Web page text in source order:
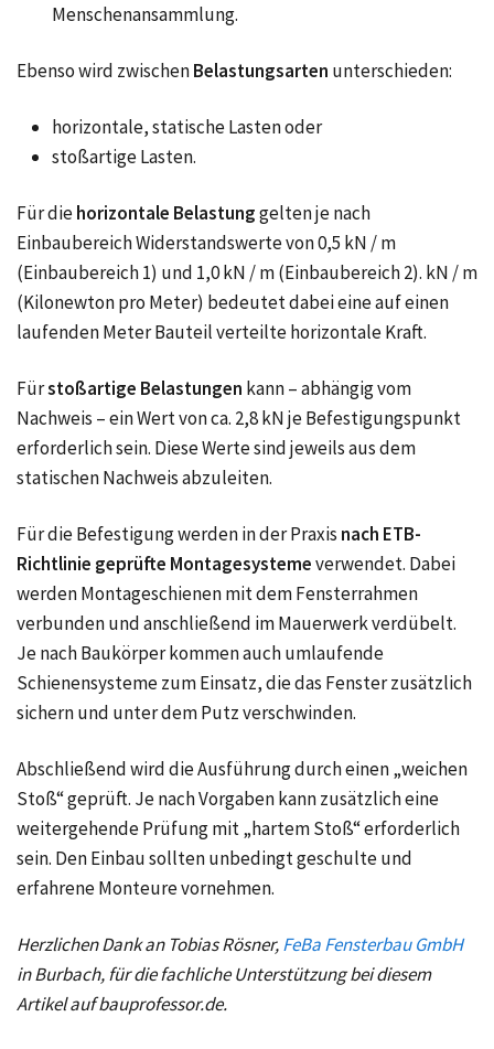
Menschenansammlung.
Ebenso wird zwischenBelastungsarten unterschieden:
horizontale, statische Lasten oder
stoßartige Lasten.
Für diehorizontale Belastunggelten je nach
Einbaubereich Widerstandswerte von 0,5 kN / m
(Einbaubereich 1) und 1,0 kN / m (Einbaubereich 2). kN / m
(Kilonewton pro Meter) bedeutet dabei eine auf einen
laufenden Meter Bauteil verteilte horizontale Kraft.
Fürstoßartige Belastungen kann – abhängig vom
Nachweis – ein Wert von ca. 2,8 kN je Befestigungspunkt
erforderlich sein. Diese Werte sind jeweils aus dem
statischen Nachweis abzuleiten.
Für die Befestigung werden in der Praxis nach ETB-
Richtlinie geprüfte Montagesystemeverwendet. Dabei
werden Montageschienen mit dem Fensterrahmen
verbunden und anschließend im Mauerwerk verdübelt.
Je nach Baukörper kommen auch umlaufende
Schienensysteme zum Einsatz, die das Fenster zusätzlich
sichern und unter dem Putz verschwinden.
Abschließend wird die Ausführung durch einen „weichen
Stoß“ geprüft. Je nach Vorgaben kann zusätzlich eine
weitergehende Prüfung mit „hartem Stoß“ erforderlich
sein. Den Einbau sollten unbedingt geschulte und
erfahrene Monteure vornehmen.
Herzlichen Dank an Tobias Rösner,FeBa Fensterbau GmbH
in Burbach, für die fachliche Unterstützung bei diesem
Artikel auf bauprofessor.de.